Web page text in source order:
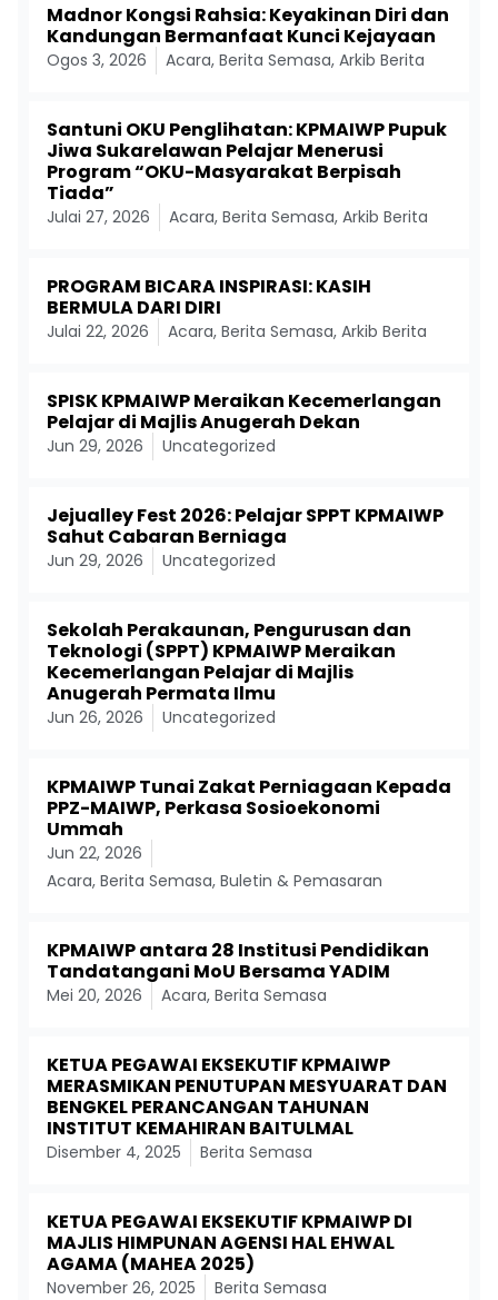
Madnor Kongsi Rahsia: Keyakinan Diri dan
Kandungan Bermanfaat Kunci Kejayaan
Ogos 3, 2026 Acara, Berita Semasa, Arkib Berita
Santuni OKU Penglihatan: KPMAIWP Pupuk
Jiwa Sukarelawan Pelajar Menerusi
Program “OKU-Masyarakat Berpisah
Tiada”
Julai 27, 2026 Acara, Berita Semasa, Arkib Berita
PROGRAM BICARA INSPIRASI: KASIH
BERMULA DARI DIRI
Julai 22, 2026 Acara, Berita Semasa, Arkib Berita
SPISK KPMAIWP Meraikan Kecemerlangan
Pelajar di Majlis Anugerah Dekan
Jun 29, 2026 Uncategorized
Jejualley Fest 2026: Pelajar SPPT KPMAIWP
Sahut Cabaran Berniaga
Jun 29, 2026 Uncategorized
Sekolah Perakaunan, Pengurusan dan
Teknologi (SPPT) KPMAIWP Meraikan
Kecemerlangan Pelajar di Majlis
Anugerah Permata Ilmu
Jun 26, 2026 Uncategorized
KPMAIWP Tunai Zakat Perniagaan Kepada
PPZ-MAIWP, Perkasa Sosioekonomi
Ummah
Jun 22, 2026
Acara, Berita Semasa, Buletin & Pemasaran
KPMAIWP antara 28 Institusi Pendidikan
Tandatangani MoU Bersama YADIM
Mei 20, 2026 Acara, Berita Semasa
KETUA PEGAWAI EKSEKUTIF KPMAIWP
MERASMIKAN PENUTUPAN MESYUARAT DAN
BENGKEL PERANCANGAN TAHUNAN
INSTITUT KEMAHIRAN BAITULMAL
Disember 4, 2025 Berita Semasa
KETUA PEGAWAI EKSEKUTIF KPMAIWP DI
MAJLIS HIMPUNAN AGENSI HAL EHWAL
AGAMA (MAHEA 2025)
November 26, 2025 Berita Semasa